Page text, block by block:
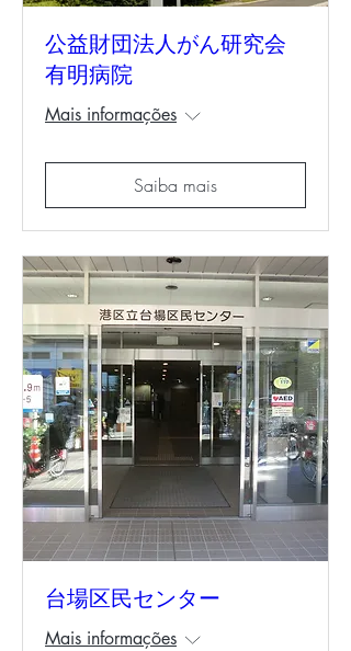
公益財団法人がん研究会
有明病院
Mais informações
Saiba mais
台場区民センター
Mais informações